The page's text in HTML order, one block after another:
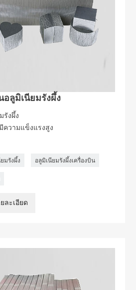
ลูมิเนียมรังผึ้ง
รังผึ้ง
ความแข็งแรงสูง
มรังผึ้ง อลูมิเนียมรังผึ้งเครื่องบิน
ละเอียด